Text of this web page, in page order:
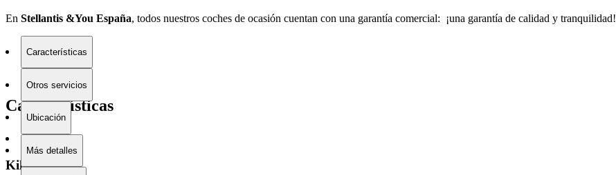
En Stellantis &You España, todos nuestros coches de ocasión cuentan con una garantía comercial: ¡una garantía de calidad y tranquilidad!
Características
Otros servicios
Ubicación
Más detalles
Características
Kilometraje